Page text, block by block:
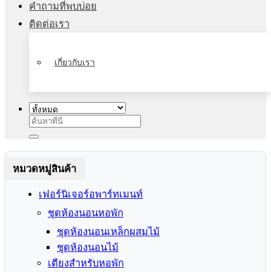
คำถามที่พบบ่อย
ติดต่อเรา
เกี่ยวกับเรา
ค้นหา:
หมวดหมู่สินค้า
เฟอร์นิเจอร์อพาร์ทเมนท์
ชุดห้องนอนหอพัก
ชุดห้องนอนเหล็กผสมไม้
ชุดห้องนอนไม้
เตียงสำหรับหอพัก